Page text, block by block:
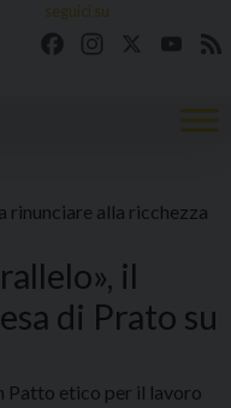
seguici su
FacebookInstagram
rinunciare alla ricchezza
il
di Prato su
Patto etico per il lavoro